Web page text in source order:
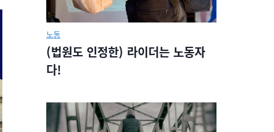
노동
(법원도 인정한) 라이더는 노동자
다!